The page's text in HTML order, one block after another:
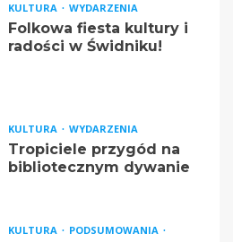
KULTURA WYDARZENIA
Folkowa fiesta kultury i
radości w Świdniku!
KULTURA WYDARZENIA
Tropiciele przygód na
bibliotecznym dywanie
KULTURA
PODSUMOWANIA